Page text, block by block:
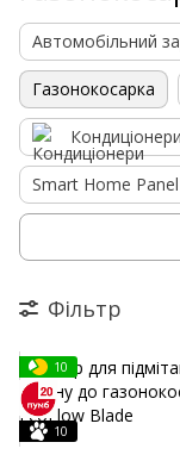
Автомобільний
Газонокосарка
Кондиціонери
Smart Home Panel
Фільтр
10
10